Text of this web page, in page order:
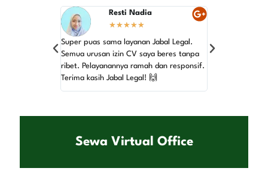
Resti Nadia
★★★★★
Super puas sama layanan Jabal Legal.
Semua urusan izin CV saya beres tanpa
ribet. Pelayanannya ramah dan responsif.
Terima kasih Jabal Legal! 🙌
Baru pertama
dan gak ngerti
Sewa Virtual Office